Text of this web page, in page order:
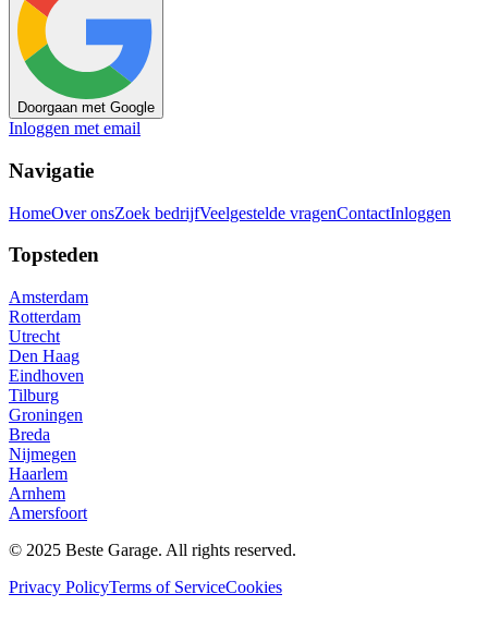
Doorgaan met Google
Inloggen met email
Navigatie
HomeOver onsZoek bedrijfVeelgestelde vragenContactInloggen
Topsteden
Amsterdam
Rotterdam
Utrecht
Den Haag
Eindhoven
Tilburg
Groningen
Breda
Nijmegen
Haarlem
Arnhem
Amersfoort
© 2025 Beste Garage. All rights reserved.
Privacy PolicyTerms of ServiceCookies